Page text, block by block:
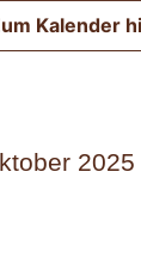
Kalender
2025